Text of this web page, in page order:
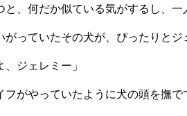
と、何だか似ている気がするし、
っていたその犬が、ぴったりと
、ジェレミー」
がやっていたように犬の頭を撫で